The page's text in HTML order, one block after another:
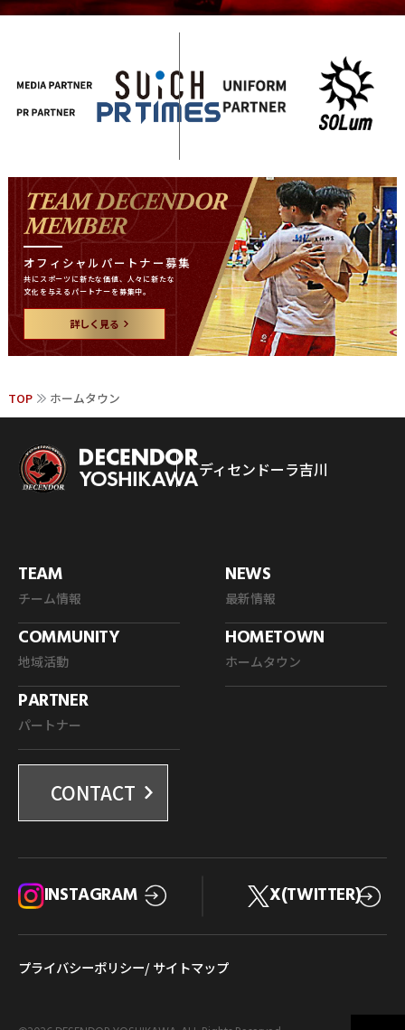
オフィシャルパートナー募集
共にスポーツに新たな価値、 人々に新たな
文化を与えるパートナーを募集中。
詳しく見る
TOP ホームタウン
ディセンドーラ吉川
TEAM
チーム情報
NEWS
最新情報
COMMUNITY
地域活動
HOMETOWN
ホームタウン
PARTNER
パートナー
CONTACT
INSTAGRAM X(TWITTER)
プライバシーポリシー/ サイトマップ